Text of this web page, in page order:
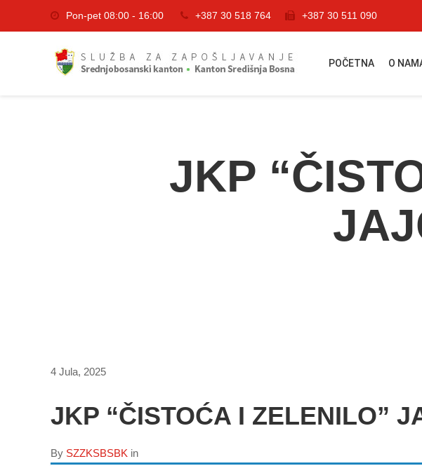
Pon-pet 08:00 - 16:00 +387 30 518 764 +387 30 511 090
POČETNA O
JKP
4 Jula, 2025
JKP “ČISTOĆA I ZELENILO”
By SZZKSBSBK in